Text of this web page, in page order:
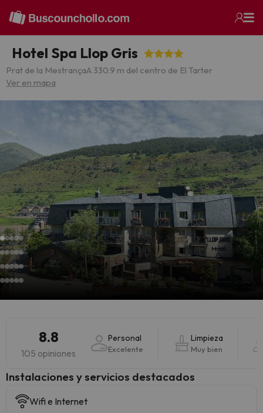
Hotel Spa Llop Gris
Prat de la MestrançaA 330.9 m del centro de El Tarter
Ver en mapa
8.8
105 opiniones
Personal
Excelente
Limpieza
Muy bien
Instalaciones y servicios destacados
Wifi e Internet